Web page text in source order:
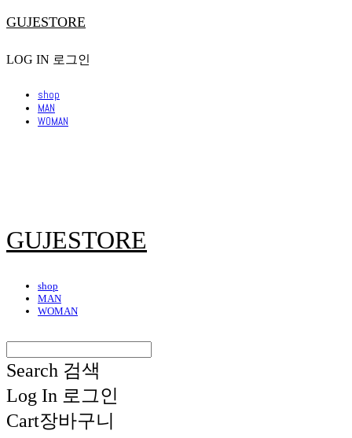
GUJESTORE
LOG IN 로그인
shop
MAN
WOMAN
GUJESTORE
shop
MAN
WOMAN
Search 검색
Log In 로그인
Cart장바구니